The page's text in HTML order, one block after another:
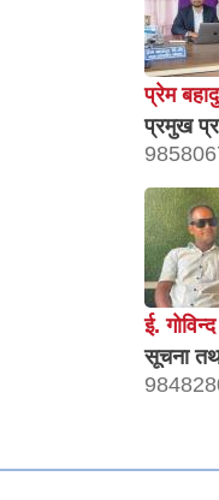
प्रेम
प्रमुख
ई.
सूचना